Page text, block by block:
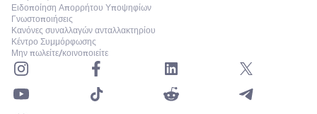
Ειδοποίηση Απορρήτου Υποψηφίων
Γνωστοποιήσεις
Κανόνες συναλλαγών ανταλλακτηρίου
Κέντρο Συμμόρφωσης
Μην πωλείτε/κοινοποιείτε